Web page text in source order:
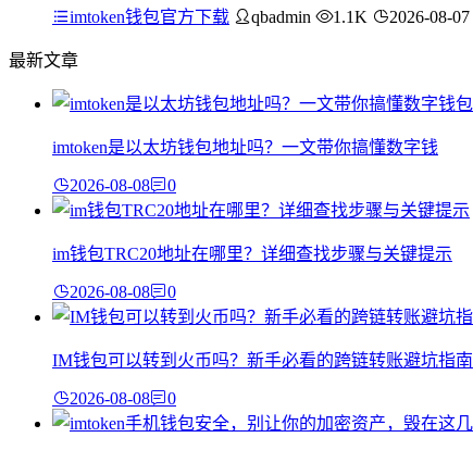
imtoken钱包官方下载 qbadmin 1.1K 2026-08-07
最新文章
imtoken是以太坊钱包地址吗？一文带你搞懂数字钱
2026-08-08 0
im钱包TRC20地址在哪里？详细查找步骤与关键提示
2026-08-08 0
IM钱包可以转到火币吗？新手必看的跨链转账避坑指南
2026-08-08 0